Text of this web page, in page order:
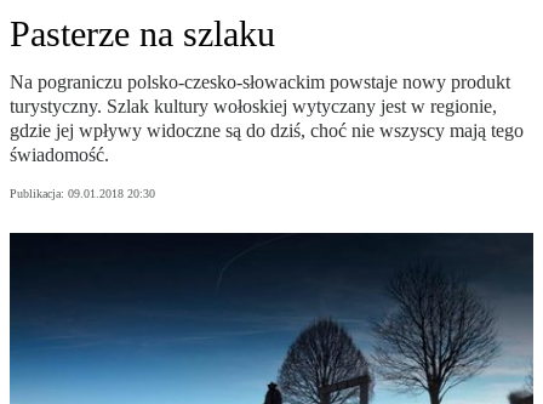
Pasterze na szlaku
Na pograniczu polsko-czesko-słowackim powstaje nowy produkt
turystyczny. Szlak kultury wołoskiej wytyczany jest w regionie,
gdzie jej wpływy widoczne są do dziś, choć nie wszyscy mają tego
świadomość.
Publikacja: 09.01.2018 20:30